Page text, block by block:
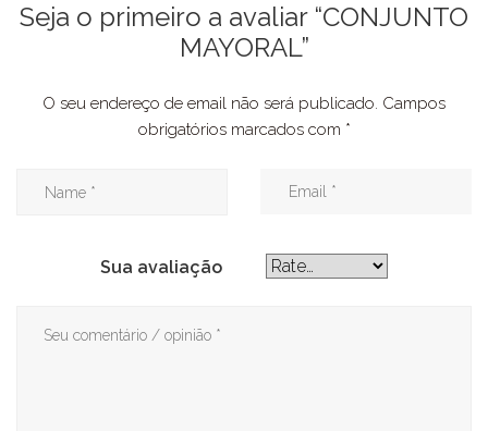
Seja o primeiro a avaliar “CONJUNTO
MAYORAL”
O seu endereço de email não será publicado. Campos
obrigatórios marcados com *
Sua avaliação